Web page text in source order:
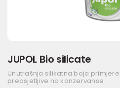
JUPOL Bio silicate
Unutrašnja silikatna boja
preosjetljive na konzervanse